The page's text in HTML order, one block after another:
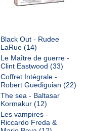
Black Out - Rudee
LaRue(14)
Le Maître de guerre -
Clint Eastwood (33)
Coffret Intégrale -
Robert Guediguian (22)
The sea - Baltasar
Kormakur(12)
Les vampires -
Riccardo Freda &